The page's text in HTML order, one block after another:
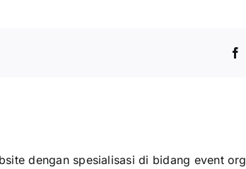
dengan spesialisasi di bidang event